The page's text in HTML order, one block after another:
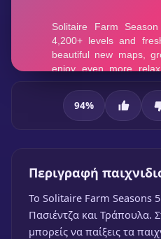
94%
Περιγραφή
To Solitaire Farm Seasons 5
Πασιέντζα και Τράπουλα.
μπορείς να παίξεις τα